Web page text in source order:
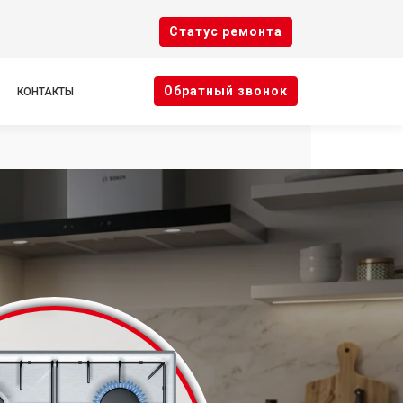
Cтатус ремонта
КОНТАКТЫ Oбратный звонок